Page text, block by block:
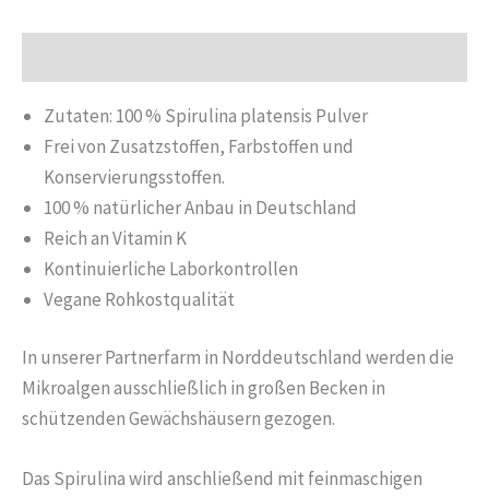
Zutaten: 100 % Spirulina platensis Pulver
Frei von Zusatzstoffen, Farbstoffen und
Konservierungsstoffen.
100 % natürlicher Anbau in Deutschland
Reich an Vitamin K
Kontinuierliche Laborkontrollen
Vegane Rohkostqualität
In unserer Partnerfarm in Norddeutschland werden die
Mikroalgen ausschließlich in großen Becken in
schützenden Gewächshäusern gezogen.
Das Spirulina wird anschließend mit feinmaschigen